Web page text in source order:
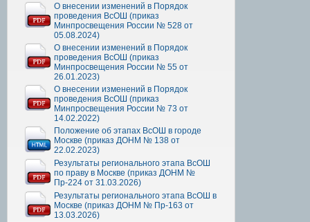
О внесении изменений в Порядок
проведения ВсОШ (приказ
Минпросвещения России № 528 от
05.08.2024)
О внесении изменений в Порядок
проведения ВсОШ (приказ
Минпросвещения России № 55 от
26.01.2023)
О внесении изменений в Порядок
проведения ВсОШ (приказ
Минпросвещения России № 73 от
14.02.2022)
Положение об этапах ВсОШ в городе
Москве (приказ ДОНМ № 138 от
22.02.2023)
Результаты регионального этапа ВсОШ
по праву в Москве (приказ ДОНМ №
Пр-224 от 31.03.2026)
Результаты регионального этапа ВсОШ в
Москве (приказ ДОНМ № Пр-163 от
13.03.2026)